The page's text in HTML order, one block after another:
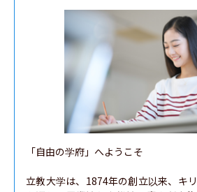
先進理工学部
社会科学部
「自由の学府」へようこそ
立教大学は、1874年の創立以来、キ